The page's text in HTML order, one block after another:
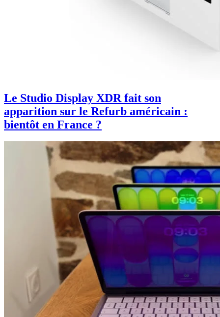
Le Studio Display XDR fait son
apparition sur le Refurb américain :
bientôt en France ?